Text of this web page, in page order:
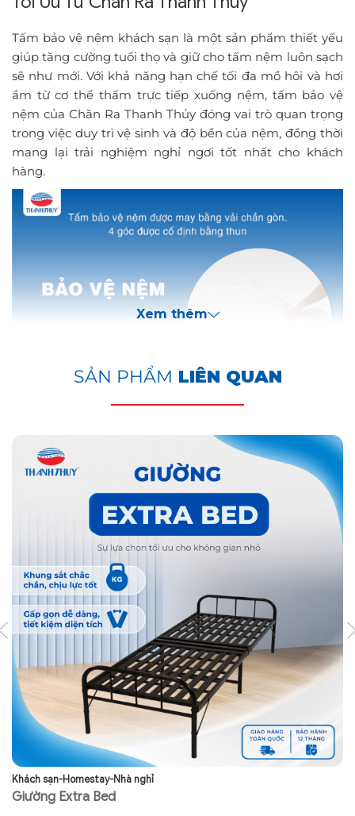
Tấm bảo vệ nệm khách sạn là một sản phẩm thiết yếu
giúp tăng cường tuổi thọ và giữ cho tấm nệm luôn sạch
sẽ như mới. Với khả năng hạn chế tối đa mồ hôi và hơi
ẩm từ cơ thể thấm trực tiếp xuống nệm, tấm bảo vệ
nệm của Chăn Ra Thanh Thủy đóng vai trò quan trọng
trong việc duy trì vệ sinh và độ bền của nệm, đồng thời
mang lại trải nghiệm nghỉ ngơi tốt nhất cho khách
hàng.
Xem thêm
SẢN PHẨM LIÊN QUAN
Khách sạn-Homestay-Nhà nghỉ
Giường Extra Bed